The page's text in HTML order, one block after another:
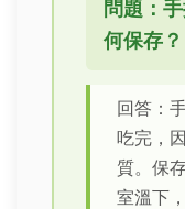
問題：
何保存？
回答：
吃完，
質。保
室溫下